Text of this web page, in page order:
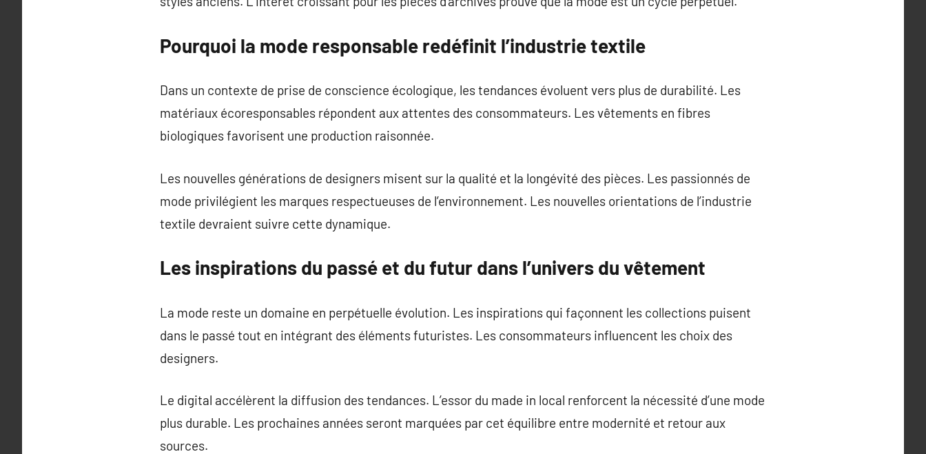
Pourquoi la mode responsable redéfinit l’industrie textile
Dans un contexte de prise de conscience écologique, les tendances évoluent vers plus de durabilité. Les
matériaux écoresponsables répondent aux attentes des consommateurs. Les vêtements en fibres
biologiques favorisent une production raisonnée.
Les nouvelles générations de designers misent sur la qualité et la longévité des pièces. Les passionnés de
mode privilégient les marques respectueuses de l’environnement. Les nouvelles orientations de l’industrie
textile devraient suivre cette dynamique.
Les inspirations du passé et du futur dans l’univers du vêtement
La mode reste un domaine en perpétuelle évolution. Les inspirations qui façonnent les collections puisent
dans le passé tout en intégrant des éléments futuristes. Les consommateurs influencent les choix des
designers.
Le digital accélèrent la diffusion des tendances. L’essor du made in local renforcent la nécessité d’une mode
plus durable. Les prochaines années seront marquées par cet équilibre entre modernité et retour aux
sources.